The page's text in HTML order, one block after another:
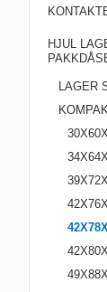
HJUL
LAGER